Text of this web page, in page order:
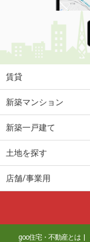
賃貸
新築マンション
新築一戸建て
土地を探す
店舗/事業用
goo住宅・不動産とは